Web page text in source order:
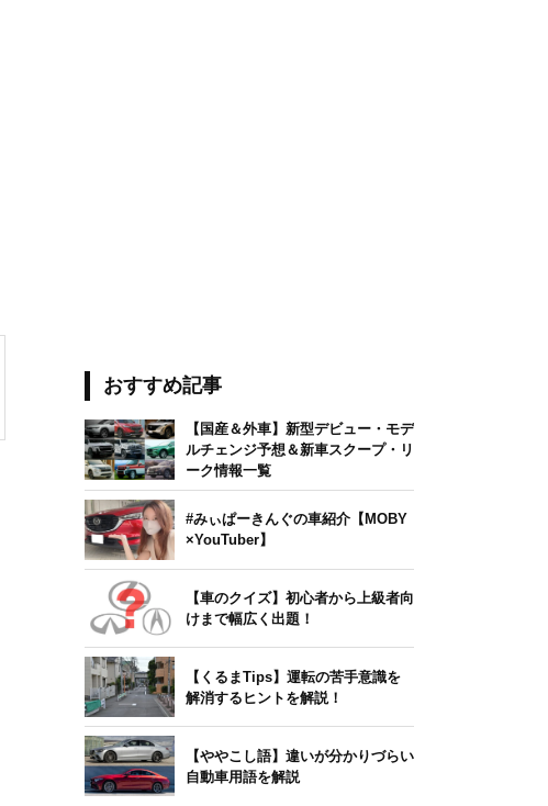
おすすめ記事
【国産＆外車】新型デビュー・モデ
ルチェンジ予想＆新車スクープ・リ
ーク情報一覧
#みぃぱーきんぐの車紹介【MOBY
×YouTuber】
【車のクイズ】初心者から上級者向
けまで幅広く出題！
【くるまTips】運転の苦手意識を
解消するヒントを解説！
【ややこし語】違いが分かりづらい
自動車用語を解説